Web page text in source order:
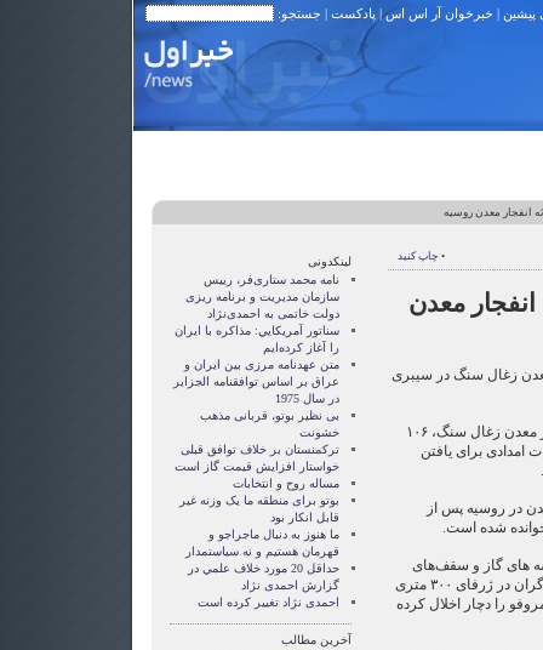
پیشین | خبرخوان آر اس اس| پادکست | جستجو:
• چاپ کنید
انفجار معدن
معدن زغال سنگ در سیبری
به گزارش رویترز حادثه انفجار در معدن زغال سنگ، ۱۰۶
امدادی برای یافتن
در روسیه پس از
شده است.
های گاز و سقف‌های
فروریخته‌ شده کوشش‌های امدادگران در ژرفای ۳۰۰ متری
را دچار اخلال کرده
لینکدونی
نامه محمد ستاری‌فر، رییس
سازمان مدیریت و برنامه ریزی
دولت خاتمی به احمدی‌نژاد
سناتور آمريکايي: مذاکره با ايران
را آغاز کرده‌ايم
متن عهدنامه مرزى بين ايران و
عراق بر اساس توافقنامه الجزاير
در سال 1975
بی نظیر بوتو، قربانی مذهب
خشونت
ترکمنستان بر خلاف توافق قبلی
خواستار افزایش قیمت گاز است
مساله روح و انتخابات
بوتو برای منطقه ما یک وزنه غیر
قابل انکار بود
ما هنوز به دنبال ماجراجو و
قهرمان هستيم و نه سياستمدار
حداقل 20 مورد خلاف علمي در
گزارش احمدی نژاد
احمدی نژاد تغییر کرده است
آخرین مطالب